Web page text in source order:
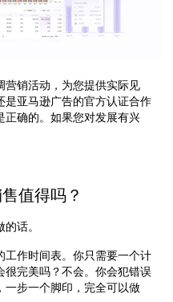
营销活动，为您提供实际见
是亚马逊广告的官方认证合作
正确的。如果您对发展有兴
值得吗？
话。
工作时间表。你只需要一个计
很完美吗？不会。你会犯错误
一步一个脚印，完全可以做